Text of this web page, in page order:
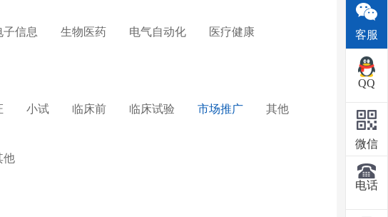
子信息 生物医药 电气自动化 医疗健康
小试 临床前 临床试验 市场推广 其他
他
客服
QQ
微信
电话